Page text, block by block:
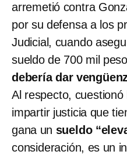
arremetió contra
por su defensa a los
Judicial, cuando
sueldo de 700 mil
debería dar
Al respecto,
impartir justicia que
gana un sueldo
consideración, es un